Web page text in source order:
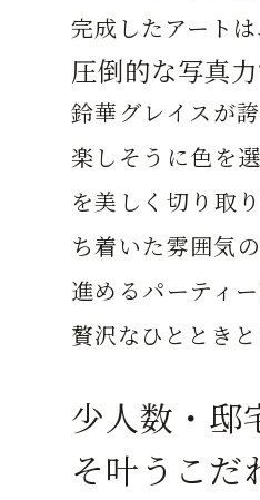
完成したアート
圧倒的な写真
鈴華グレイスが
楽しそうに色を
を美しく切り取
ち着いた雰囲気
進めるパーティ
贅沢なひとときと
少人数・邸
そ叶うこだ